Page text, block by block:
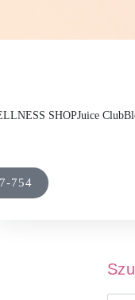
SHOPJuice Club
754